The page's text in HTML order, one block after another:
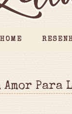
HOME
Amor